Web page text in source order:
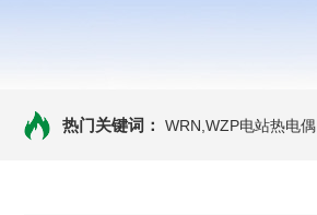
热门关键词： WRN,WZP电站热电偶